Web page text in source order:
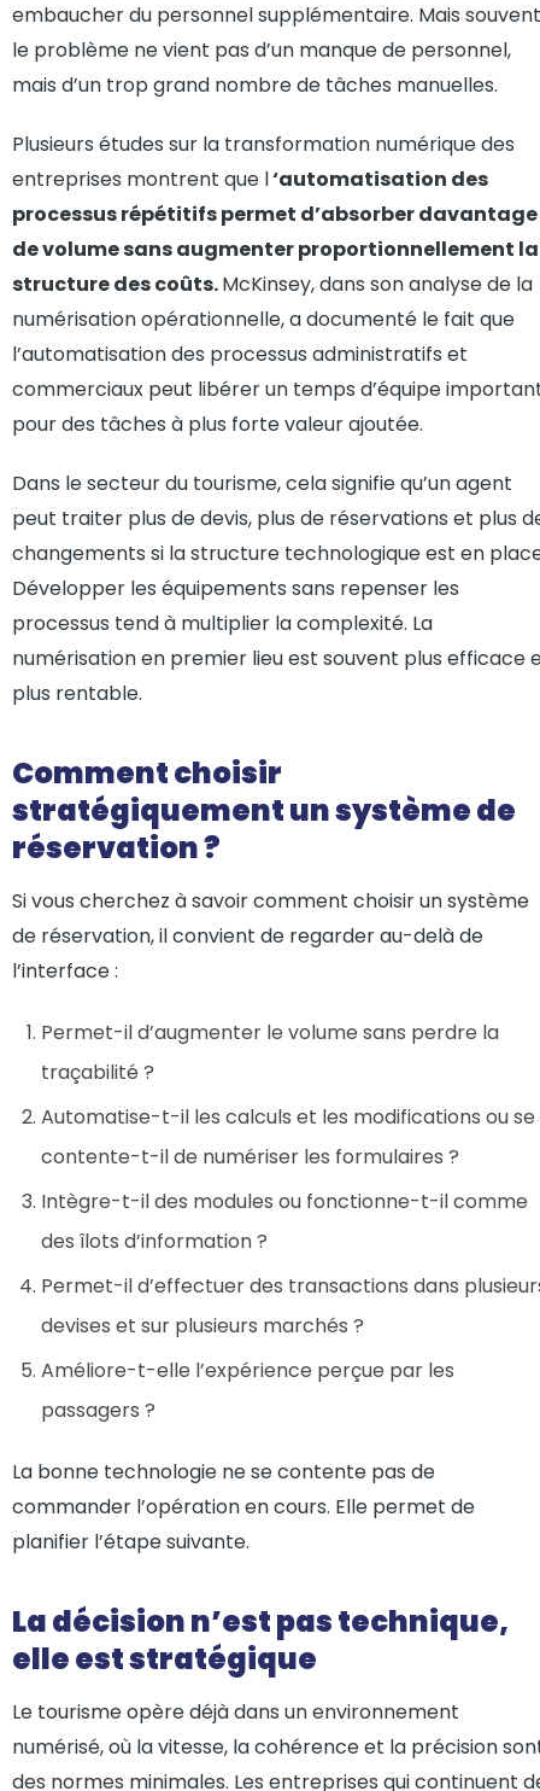
embaucher du personnel supplémentaire. Mais
le problème ne vient pas d’un manque de personnel,
mais d’un trop grand nombre de tâches manuelles.
Plusieurs études sur la transformation numérique des
entreprises montrent que l‘automatisation des
processus répétitifs permet d’absorber davantage
de volume sans augmenter proportionnellement la
structure des coûts.McKinsey, dans son analyse de la
numérisation opérationnelle, a documenté le fait que
l’automatisation des processus administratifs et
commerciaux peut libérer un temps d’équipe
pour des tâches à plus forte valeur ajoutée.
Dans le secteur du tourisme, cela signifie qu’un agent
peut traiter plus de devis, plus de réservations et plus
changements si la structure technologique est en
Développer les équipements sans repenser les
processus tend à multiplier la complexité. La
numérisation en premier lieu est souvent plus efficace
plus rentable.
Comment choisir
stratégiquement un système de
réservation ?
Si vous cherchez à savoir comment choisir un système
de réservation, il convient de regarder au-delà de
l’interface :
Permet-il d’augmenter le volume sans perdre la
traçabilité ?
Automatise-t-il les calculs et les modifications ou se
contente-t-il de numériser les formulaires ?
Intègre-t-il des modules ou fonctionne-t-il comme
des îlots d’information ?
Permet-il d’effectuer des transactions dans
devises et sur plusieurs marchés ?
Améliore-t-elle l’expérience perçue par les
passagers ?
La bonne technologie ne se contente pas de
commander l’opération en cours. Elle permet de
planifier l’étape suivante.
La décision n’est pas technique,
elle est stratégique
Le tourisme opère déjà dans un environnement
numérisé, où la vitesse, la cohérence et la précision
des normes minimales. Les entreprises qui continuent